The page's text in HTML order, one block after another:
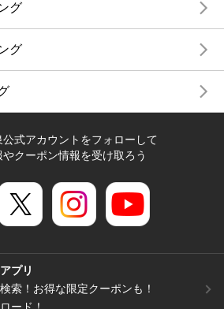
グ
グ
公式アカウントをフォローして
クーポン情報を受け取ろう
プリ
索！お得な限定クーポンも！